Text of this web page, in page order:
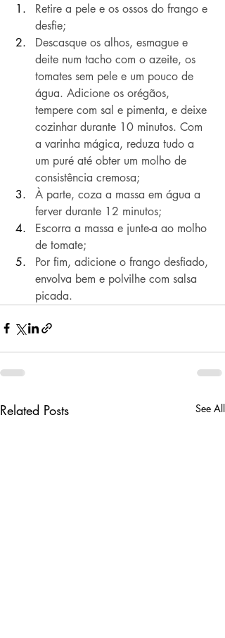
Retire a pele e os ossos do frango e
desfie;
Descasque os alhos, esmague e
deite num tacho com o azeite, os
tomates sem pele e um pouco de
água. Adicione os orégãos,
tempere com sal e pimenta, e deixe
cozinhar durante 10 minutos. Com
a varinha mágica, reduza tudo a
um puré até obter um molho de
consistência cremosa;
À parte, coza a massa em água a
ferver durante 12 minutos;
Escorra a massa e junte-a ao molho
de tomate;
Por fim, adicione o frango desfiado,
envolva bem e polvilhe com salsa
picada.
Related Posts See All